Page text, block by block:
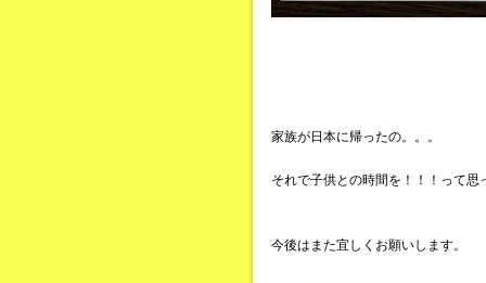
家族が日本に帰ったの。。。
それで子供との時間を！！！って
今後はまた宜しくお願いします。